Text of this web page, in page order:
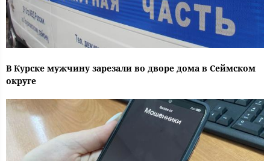
В Курске мужчину зарезали во дворе дома в Сеймском
округе